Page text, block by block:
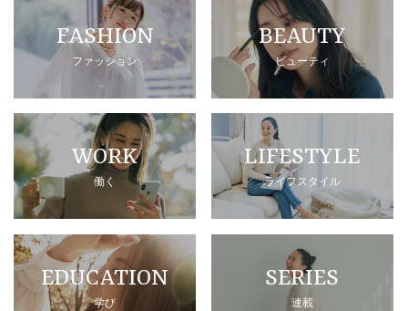
FASHION
ファッション
BEAUTY
ビューティ
WORK
働く
LIFESTYLE
ライフスタイル
EDUCATION
学び
SERIES
連載